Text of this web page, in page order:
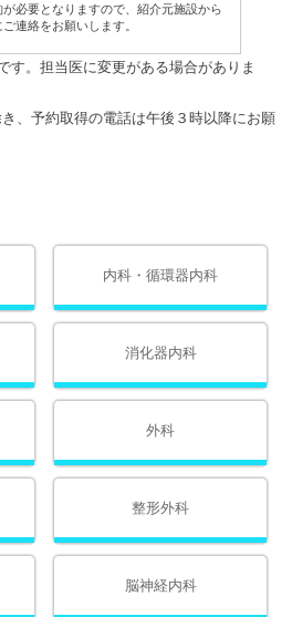
必要となりますので、紹介元施設から
連絡をお願いします。
す。担当医に変更がある場合がありま
、予約取得の電話は午後３時以降にお願
内科・循環器内科
消化器内科
外科
整形外科
脳神経内科